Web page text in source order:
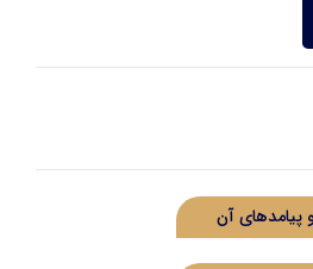
پیامدهای آن